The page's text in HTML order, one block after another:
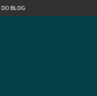
DO BLOG